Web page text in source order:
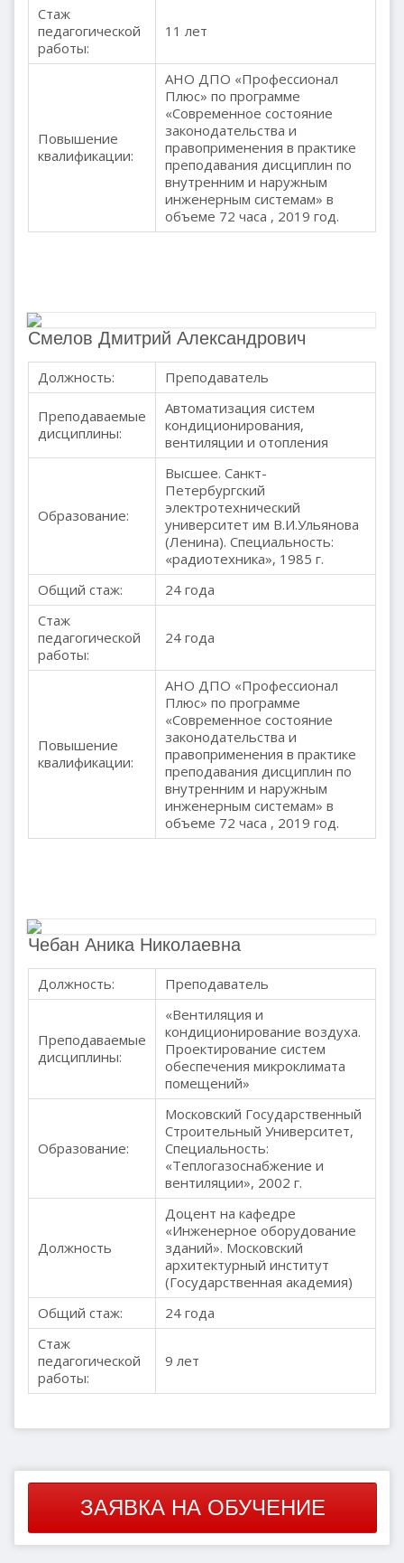
Стаж
педагогической
работы:
11 лет
Повышение
квалификации:
АНО ДПО «Профессионал
Плюс» по программе
«Современное состояние
законодательства и
правоприменения в практике
преподавания дисциплин по
внутренним и наружным
инженерным системам» в
объеме 72 часа , 2019 год.
Смелов Дмитрий Александрович
Должность: Преподаватель
Преподаваемые
дисциплины:
Автоматизация систем
кондиционирования,
вентиляции и отопления
Образование:
Высшее. Санкт-
Петербургский
электротехнический
университет им В.И.Ульянова
(Ленина). Специальность:
«радиотехника», 1985 г.
Общий стаж:
24 года
Стаж
педагогической
работы:
24 года
Повышение
квалификации:
АНО ДПО «Профессионал
Плюс» по программе
«Современное состояние
законодательства и
правоприменения в практике
преподавания дисциплин по
внутренним и наружным
инженерным системам» в
объеме 72 часа , 2019 год.
Чебан Аника Николаевна
Должность: Преподаватель
Преподаваемые
дисциплины:
«Вентиляция и
кондиционирование воздуха.
Проектирование систем
обеспечения микроклимата
помещений»
Образование:
Московский Государственный
Строительный Университет,
Специальность:
«Теплогазоснабжение и
вентиляции», 2002 г.
Должность
Доцент на кафедре
«Инженерное оборудование
зданий». Московский
архитектурный институт
(Государственная академия)
Общий стаж:
24 года
Стаж
педагогической
работы:
9 лет
ЗАЯВКА НА ОБУЧЕНИЕ